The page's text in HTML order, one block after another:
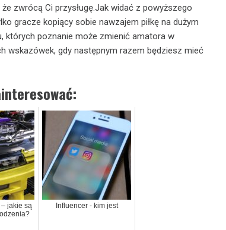
zwrócą Ci przysługę.Jak widać z powyższego
gracze kopiący sobie nawzajem piłkę na dużym
których poznanie może zmienić amatora w
wskazówek, gdy następnym razem będziesz mieć
jakie są
Influencer - kim jest